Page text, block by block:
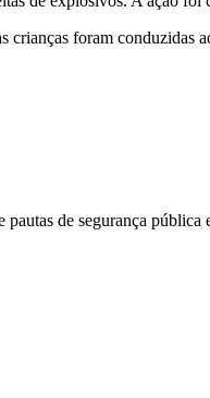
crianças foram conduzidas
de segurança